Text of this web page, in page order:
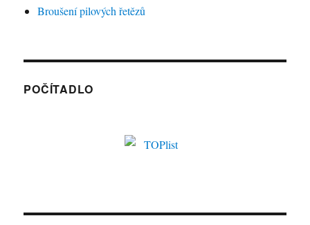
Broušení pilových řetězů
POČÍTADLO